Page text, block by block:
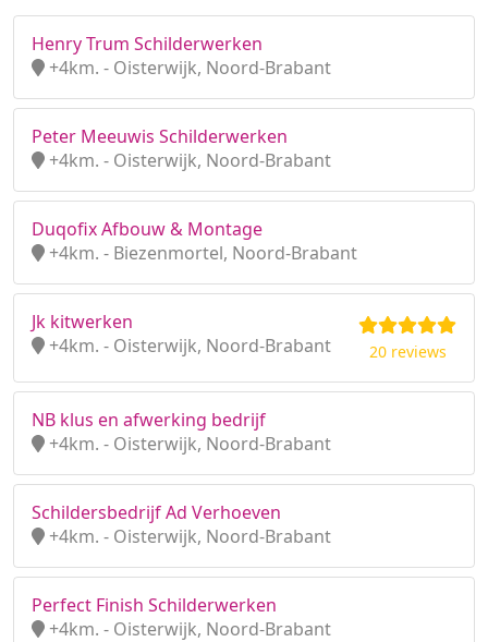
Henry Trum Schilderwerken
+4km. - Oisterwijk, Noord-Brabant
Peter Meeuwis Schilderwerken
+4km. - Oisterwijk, Noord-Brabant
Duqofix Afbouw & Montage
+4km. - Biezenmortel, Noord-Brabant
Jk kitwerken
+4km. - Oisterwijk, Noord-Brabant
20 reviews
NB klus en afwerking bedrijf
+4km. - Oisterwijk, Noord-Brabant
Schildersbedrijf Ad Verhoeven
+4km. - Oisterwijk, Noord-Brabant
Perfect Finish Schilderwerken
+4km. - Oisterwijk, Noord-Brabant